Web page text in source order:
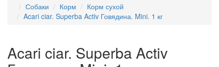
Собаки Корм
Корм сухой
Acari ciar. Superba Activ Говядина. Mini. 1 кг
Acari ciar. Superba Activ